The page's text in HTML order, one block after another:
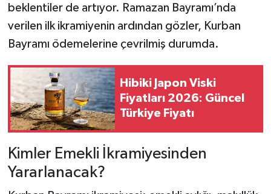
beklentiler de artıyor. Ramazan Bayramı’nda
verilen ilk ikramiyenin ardından gözler, Kurban
Bayramı ödemelerine çevrilmiş durumda.
Hibiki Japon Viski
Fiyatları 2026: Güncel
Türkiye Fiyatı
Kimler Emekli İkramiyesinden
Yararlanacak?